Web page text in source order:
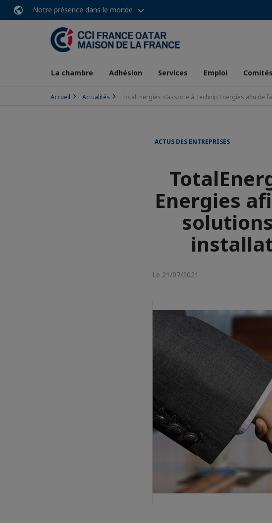
Notre présence dans le monde
La chambre Adhésion Services Emploi
Accueil Actualités TotalEnergies s’associe à Technip Energies afin
ACTUS DES ENTREPRISES
Energies
Le 21/07/2021